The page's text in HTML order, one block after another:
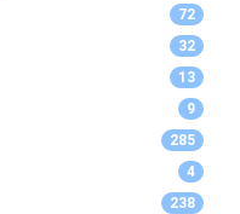
72
32
13
9
285
4
238